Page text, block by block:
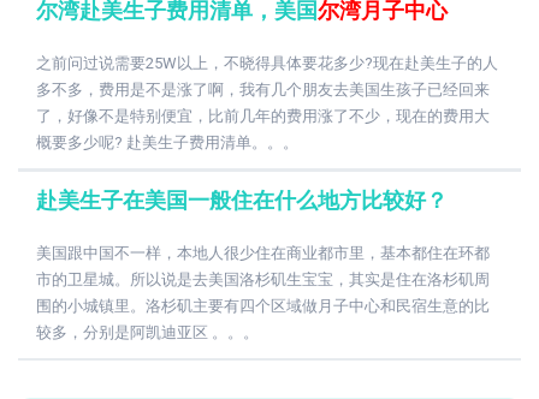
尔湾赴美生子费用清单，美国尔湾月子中心
之前问过说需要25W以上，不晓得具体要花多少?现在赴美生子的人
多不多，费用是不是涨了啊，我有几个朋友去美国生孩子已经回来
了，好像不是特别便宜，比前几年的费用涨了不少，现在的费用大
概要多少呢? 赴美生子费用清单。。。
赴美生子在美国一般住在什么地方比较好？
美国跟中国不一样，本地人很少住在商业都市里，基本都住在环都
市的卫星城。所以说是去美国洛杉矶生宝宝，其实是住在洛杉矶周
围的小城镇里。洛杉矶主要有四个区域做月子中心和民宿生意的比
较多，分别是阿凯迪亚区 。。。